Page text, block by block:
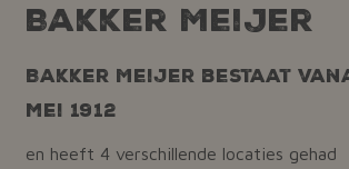
Bakker Meijer
Bakker Meijer bestaat
mei 1912
en heeft 4 verschillende locaties gehad